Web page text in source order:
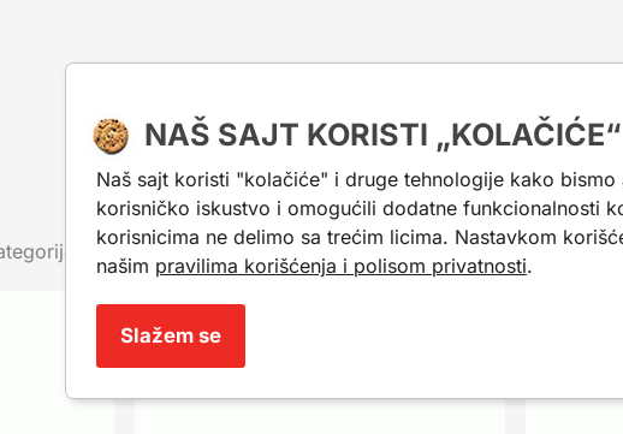
Mogu da ti posluže kao inspiracija.
NAŠ SAJT KORISTI „KOLAČIĆE“
Naš sajt koristi "kolačiće" i druge tehnologije kako
korisničko iskustvo i omogućili dodatne funkcionalnosti
korisnicima ne delimo sa trećim licima. Nastavkom
našim pravilima korišćenja i polisom privatnosti.
Slažem se